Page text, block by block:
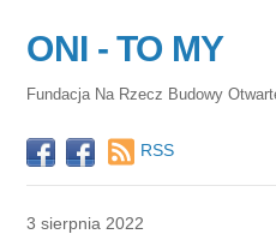
ONI - TO MY
Fundacja Na Rzecz Budowy
RSS
3 sierpnia 2022